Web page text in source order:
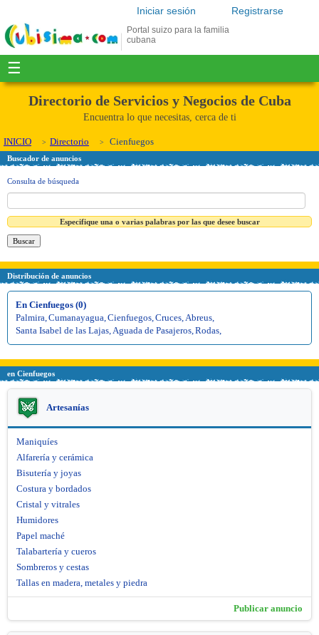
Registrarse
Iniciar sesión
Portal suizo para la familia
cubana
☰
Directorio de Servicios y Negocios de Cuba
Encuentra lo que necesitas, cerca de ti
INICIO Directorio Cienfuegos
Buscador de anuncios
Consulta de búsqueda
Especifique una o varias palabras por las que desee buscar
Distribución de anuncios
En Cienfuegos (0)
Palmira Cumanayagua Cienfuegos Cruces Abreus
Santa Isabel de las Lajas Aguada de Pasajeros Rodas
en Cienfuegos
Artesanías
Maniquíes
Alfarería y cerámica
Bisutería y joyas
Costura y bordados
Cristal y vitrales
Humidores
Papel maché
Talabartería y cueros
Sombreros y cestas
Tallas en madera, metales y piedra
Publicar anuncio